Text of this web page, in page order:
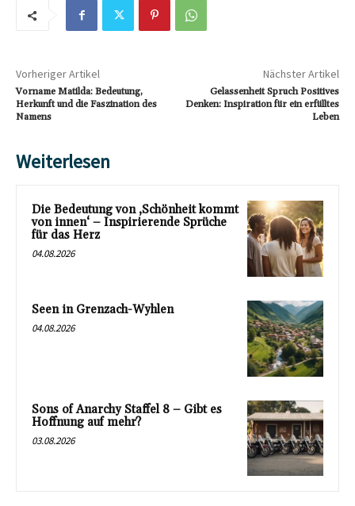
Vorheriger Artikel
Vorname Matilda: Bedeutung,
Herkunft und die Faszination des
Namens
Nächster Artikel
Gelassenheit Spruch Positives
Denken: Inspiration für ein erfülltes
Leben
Weiterlesen
Die Bedeutung von ‚Schönheit kommt
von innen‘ – Inspirierende Sprüche
für das Herz
04.08.2026
Seen in Grenzach-Wyhlen
04.08.2026
Sons of Anarchy Staffel 8 – Gibt es
Hoffnung auf mehr?
03.08.2026